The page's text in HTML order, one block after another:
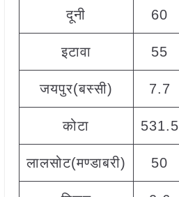
दूनी 60
इटावा 55
जयपुर(बस्सी) 7.7
कोटा 531.5
लालसोट(मण्डाबरी) 50